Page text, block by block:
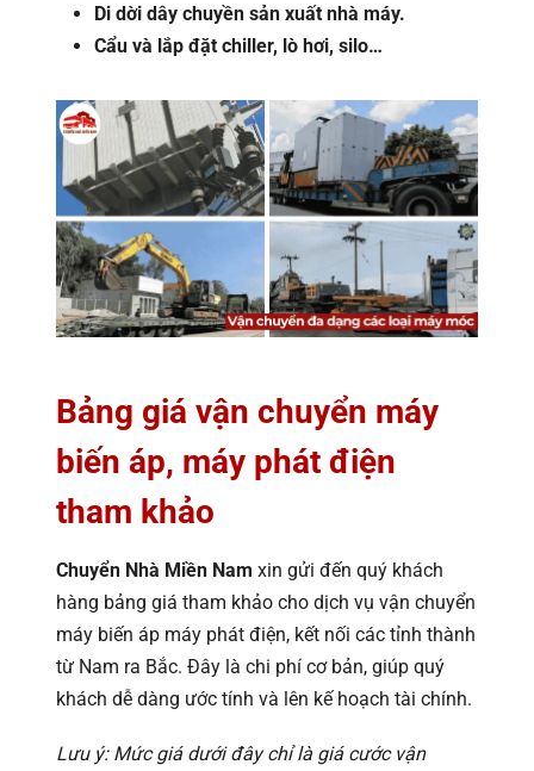
Di dời dây chuyền sản xuất nhà máy.
Cẩu và lắp đặt chiller, lò hơi, silo…
Bảng giá vận chuyển máy
biến áp, máy phát điện
tham khảo
Chuyển Nhà Miền Nam xin gửi đến quý khách
hàng bảng giá tham khảo cho dịch vụ vận chuyển
máy biến áp máy phát điện, kết nối các tỉnh thành
từ Nam ra Bắc. Đây là chi phí cơ bản, giúp quý
khách dễ dàng ước tính và lên kế hoạch tài chính.
Lưu ý: Mức giá dưới đây chỉ là giá cước vận